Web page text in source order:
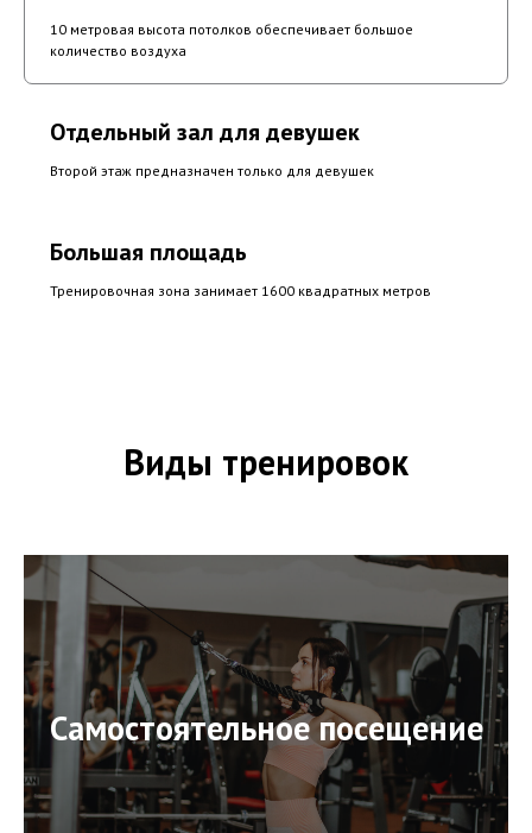
10 метровая высота потолков обеспечивает большое
количество воздуха
Отдельный зал для девушек
Второй этаж предназначен только для девушек
Большая площадь
Тренировочная зона занимает 1600 квадратных метров
Виды тренировок
Самостоятельное посещение